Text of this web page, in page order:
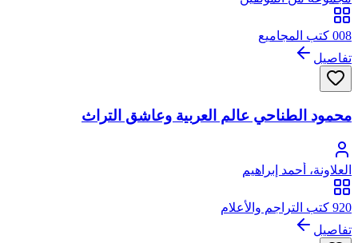
008 كتب المجاميع
تفاصيل
محمود الطناحي عالم العربية وعاشق التراث
العلاونة، أحمد إبراهيم
920 كتب التراجم والأعلام
تفاصيل